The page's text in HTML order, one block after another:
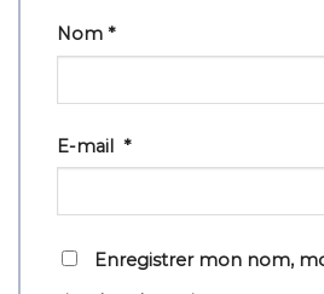
Nom *
E-mail *
Enregistrer mon nom,